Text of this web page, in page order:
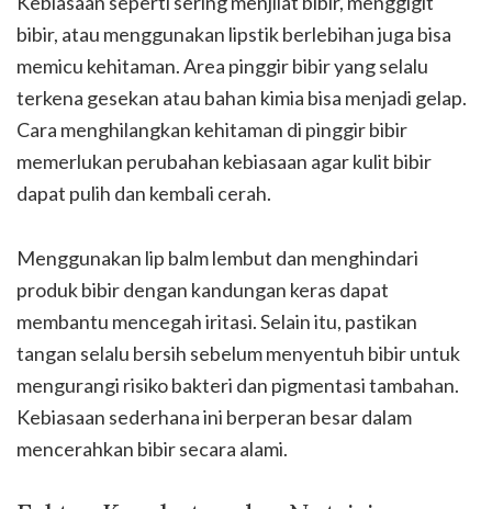
bibir, atau menggunakan lipstik berlebihan juga bisa
memicu kehitaman. Area pinggir bibir yang selalu
terkena gesekan atau bahan kimia bisa menjadi gelap.
Cara menghilangkan kehitaman di pinggir bibir
memerlukan perubahan kebiasaan agar kulit bibir
dapat pulih dan kembali cerah.
Menggunakan lip balm lembut dan menghindari
produk bibir dengan kandungan keras dapat
membantu mencegah iritasi. Selain itu, pastikan
tangan selalu bersih sebelum menyentuh bibir untuk
mengurangi risiko bakteri dan pigmentasi tambahan.
Kebiasaan sederhana ini berperan besar dalam
mencerahkan bibir secara alami.